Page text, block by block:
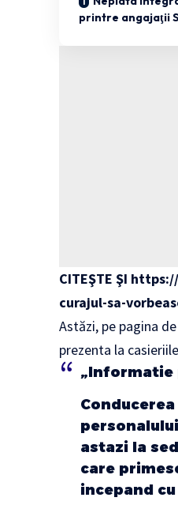
printre angajaţii
CITEŞTE ŞI
curajul-sa-
Astăzi, pe pagina
prezenta la
astazi la
care
incepand